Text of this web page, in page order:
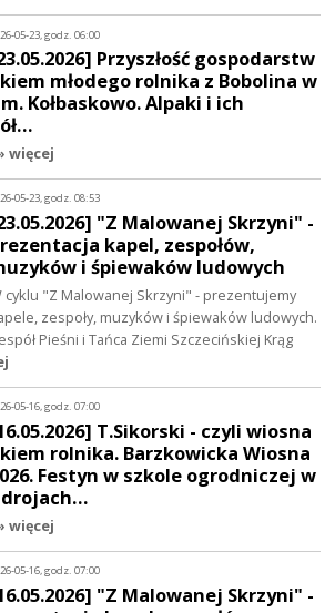
05-23, godz. 06:00
Przyszłość gospodarstw
młodego rolnika z Bobolina w
Kołbaskowo. Alpaki i ich
więcej
05-23, godz. 08:53
"Z Malowanej Skrzyni" -
kapel, zespołów,
i śpiewaków ludowych
cyklu "Z Malowanej Skrzyni" - prezentujemy
zespoły, muzyków i śpiewaków ludowych.
Pieśni i Tańca Ziemi Szczecińskiej Krąg
05-16, godz. 07:00
T.Sikorski - czyli wiosna
rolnika. Barzkowicka Wiosna
Festyn w szkole ogrodniczej w
więcej
05-16, godz. 07:00
"Z Malowanej Skrzyni" -